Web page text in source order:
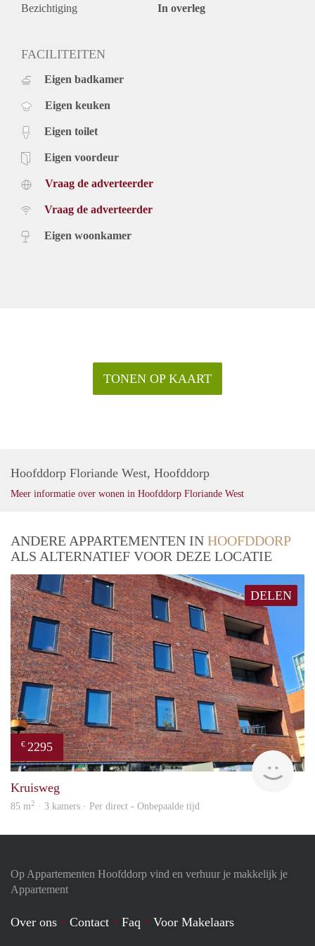
water) en gebruikerslasten;
- De woning wordt gestoffeerd en gemeubileerd aangeboden;
Bezichtiging In overleg
FACILITEITEN
Eigen badkamer
Eigen keuken
Eigen toilet
Eigen voordeur
Vraag de adverteerder
Vraag de adverteerder
Eigen woonkamer
TONEN OP KAART
Hoofddorp Floriande West, Hoofddorp
Meer informatie over wonen in Hoofddorp Floriande West
ANDERE APPARTEMENTEN IN HOOFDDORP
ALS ALTERNATIEF VOOR DEZE LOCATIE
DELEN
€ 2295
Kruisweg
85 m2 · 3 kamers · Per direct - Onbepaalde tijd
Op Appartementen Hoofddorp vind en verhuur je makkelijk je
Appartement
Over ons Contact Faq
Voor Makelaars